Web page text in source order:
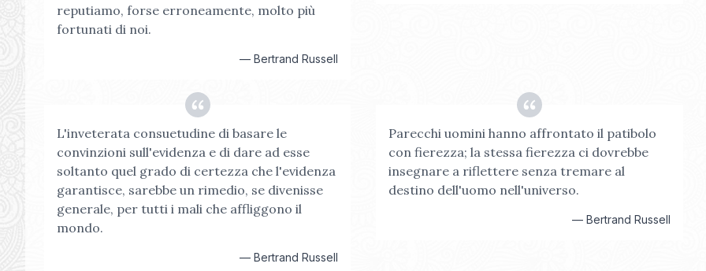
reputiamo, forse erroneamente, molto più
fortunati di noi.
—Bertrand Russell
L'inveterata consuetudine di basare le
convinzioni sull'evidenza e di dare ad esse
soltanto quel grado di certezza che l'evidenza
garantisce, sarebbe un rimedio, se divenisse
generale, per tutti i mali che affliggono il
mondo.
—Bertrand Russell
Parecchi uomini hanno affrontato il patibolo
con fierezza; la stessa fierezza ci dovrebbe
insegnare a riflettere senza tremare al
destino dell'uomo nell'universo.
— Bertrand Russell